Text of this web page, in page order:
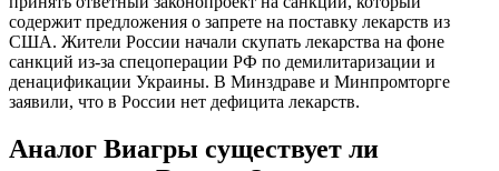
содержит предложения о запрете на поставку лекарств из
США. Жители России начали скупать лекарства на фоне
санкций из-за спецоперации РФ по демилитаризации и
денацификации Украины. В Минздраве и Минпромторге
заявили, что в России нет дефицита лекарств.
Аналог Виагры существует ли